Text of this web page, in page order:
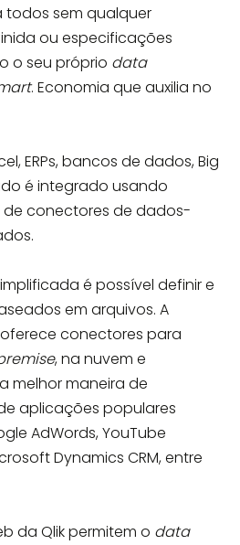
sem qualquer
ou especificações
o seu próprio data
. Economia que auxilia no
ERPs, bancos de dados, Big
é integrado usando
conectores de dados-
é possível definir e
em arquivos. A
conectores para
, na nuvem e
melhor maneira de
aplicações populares
AdWords, YouTube
Dynamics CRM, entre
da Qlik permitem o data